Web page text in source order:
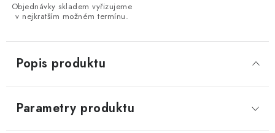
Objednávky skladem vyřizujeme
v nejkratším možném termínu.
Popis produktu
Parametry produktu